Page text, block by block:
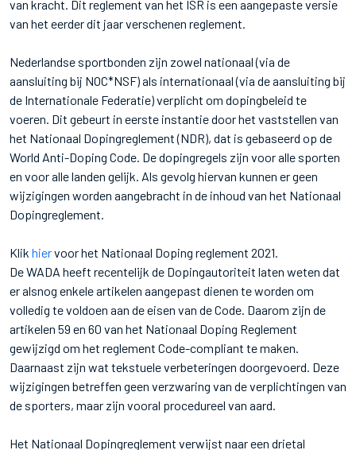
van kracht. Dit reglement van het ISR is een aangepaste versie
van het eerder dit jaar verschenen reglement.
Nederlandse sportbonden zijn zowel nationaal (via de
aansluiting bij NOC*NSF) als internationaal (via de aansluiting bij
de Internationale Federatie) verplicht om dopingbeleid te
voeren. Dit gebeurt in eerste instantie door het vaststellen van
het Nationaal Dopingreglement (NDR), dat is gebaseerd op de
World Anti-Doping Code. De dopingregels zijn voor alle sporten
en voor alle landen gelijk. Als gevolg hiervan kunnen er geen
wijzigingen worden aangebracht in de inhoud van het Nationaal
Dopingreglement.
Klik hiervoor het Nationaal Doping reglement 2021.
De WADA heeft recentelijk de Dopingautoriteit laten weten dat
er alsnog enkele artikelen aangepast dienen te worden om
volledig te voldoen aan de eisen van de Code. Daarom zijn de
artikelen 59 en 60 van het Nationaal Doping Reglement
gewijzigd om het reglement Code-compliant te maken.
Daarnaast zijn wat tekstuele verbeteringen doorgevoerd. Deze
wijzigingen betreffen geen verzwaring van de verplichtingen van
de sporters, maar zijn vooral procedureel van aard.
Het Nationaal Dopingreglement verwijst naar een drietal